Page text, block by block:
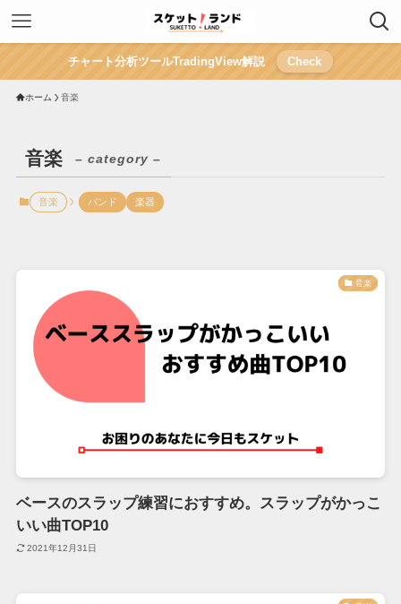
チャート分析ツールTradingView解説 Check
ホーム 音楽
音楽 – category –
音楽 バンド 楽器
音楽
ベースのスラップ練習におすすめ。スラップがかっこ
いい曲TOP10
2021年12月31日